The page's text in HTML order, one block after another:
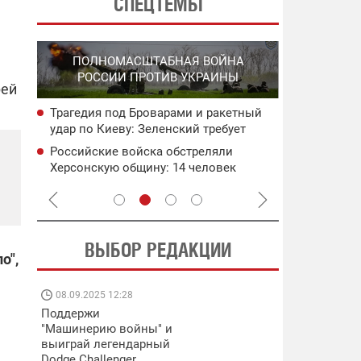
ПОЛНОМАСШТАБНАЯ ВОЙНА
РОССИИ ПРОТИВ УКРАИНЫ
Трагедия под Броварами и ракетный
удар по Киеву: Зеленский требует
введения новых санкций против рф
Российские войска обстреляли
Херсонскую общину: 14 человек
ВЫБОР РЕДАКЦИИ
08.09.2025 12:28
Поддержи
"Машинерию войны" и
выиграй легендарный